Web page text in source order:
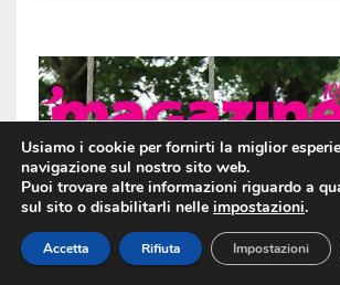
Usiamo i cookie per fornirti la miglior
navigazione sul nostro sito web.
Puoi trovare altre informazioni riguardo a
sul sito o disabilitarli nelle impostazioni.
Accetta Rifiuta Impostazioni